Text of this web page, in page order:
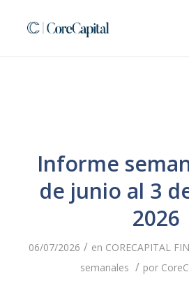
Informe
de junio al 3
2026
06/07/2026 / en CORECAPITAL
semanales / por